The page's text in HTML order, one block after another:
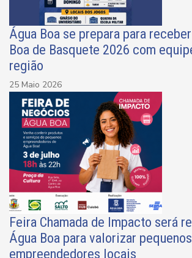
Água Boa se prepara para
Boa de Basquete 2026 com
região
25 Maio 2026
Feira Chamada de Impacto será
Água Boa para valorizar pequenos
empreendedores locais